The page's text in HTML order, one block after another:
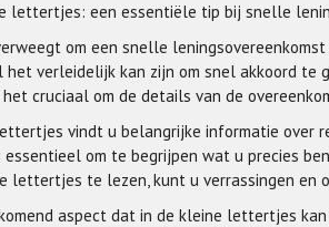
lettertjes: een essentiële tip bij snelle
om een snelle
het verleidelijk kan zijn om snel akkoord
cruciaal om de details van de
vindt u belangrijke informatie over
essentieel om te begrijpen wat u precies
lettertjes te lezen, kunt u verrassingen en
aspect dat in de kleine lettertjes